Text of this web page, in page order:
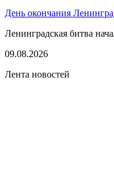
День окончания
Ленинградская битва
09.08.2026
Лента новостей